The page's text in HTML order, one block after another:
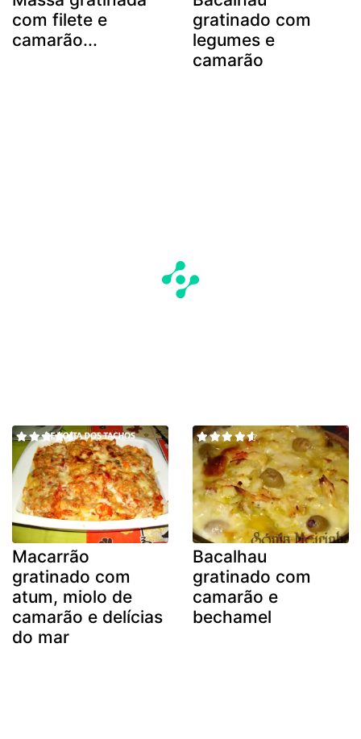
com filete e
camarão...
gratinado com
legumes e
camarão
Macarrão
gratinado com
atum, miolo de
camarão e delícias
do mar
Bacalhau
gratinado com
camarão e
bechamel